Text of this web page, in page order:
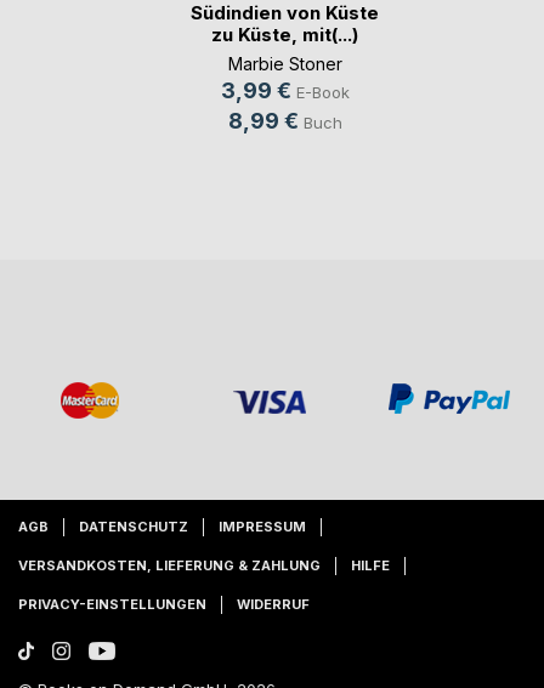
Südindien von Küste
zu Küste, mit(...)
Marbie Stoner
3,99 € E-Book
8,99 € Buch
AGB DATENSCHUTZ IMPRESSUM
VERSANDKOSTEN, LIEFERUNG & ZAHLUNG HILFE
PRIVACY-EINSTELLUNGEN WIDERRUF